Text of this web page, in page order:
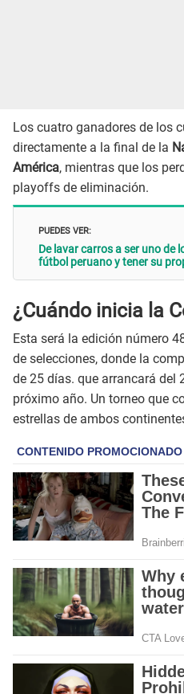
Los cuatro ganadores de los
directamente a la final de la
América, mientras que los
playoffs de eliminación.
PUEDES VER:
De lavar carros a ser uno de
fútbol peruano y tener su
¿Cuándo inicia la
Esta será la edición número
de selecciones, donde la
de 25 días. que arrancará del
próximo año. Un torneo que
estrellas de ambos